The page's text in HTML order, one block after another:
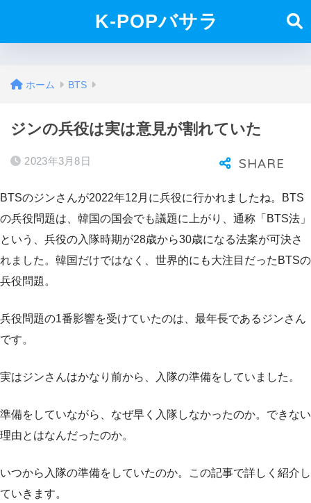
K-POPバサラ
ホーム BTS
ジンの兵役は実は意見が割れていた
2023年3月8日
BTSのジンさんが2022年12月に兵役に行かれましたね。BTS
の兵役問題は、韓国の国会でも議題に上がり、通称「BTS法」
という、兵役の入隊時期が28歳から30歳になる法案が可決さ
れました。韓国だけではなく、世界的にも大注目だったBTSの
兵役問題。
兵役問題の1番影響を受けていたのは、最年長であるジンさん
です。
実はジンさんはかなり前から、入隊の準備をしていました。
準備をしていながら、なぜ早く入隊しなかったのか。できない
理由とはなんだったのか。
いつから入隊の準備をしていたのか。この記事で詳しく紹介し
ていきます。